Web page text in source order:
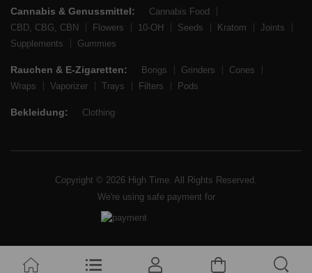
Cannabis & Genussmittel:
Cannabis Food
CBD, CBG, CBN
Flowers 10-OH Seeds Kratom
Joints
Supplements
Gummies
Rauchen & E-Zigaretten: Bongs Grinders
Cones
Wraps
Vaporizer Trays Filters Pods
Bekleidung: Clothing
Copyright © 2026 High Time. All Rights Reserved.
We're using safe payment for